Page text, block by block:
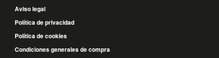
Aviso legal
Política de privacidad
Política de cookies
Condiciones generales de compra